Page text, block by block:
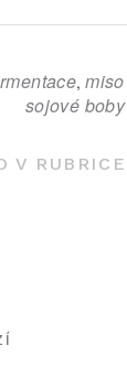
,
sojové boby
V RUBRICE